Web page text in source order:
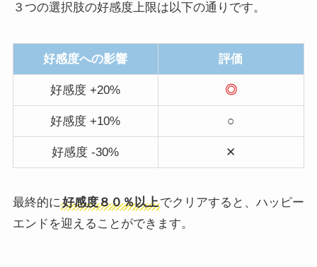
３つの選択肢の好感度上限は以下の通りです。
好感度への影響 評価
好感度 +20% ◎
好感度 +10% ○
好感度 -30% ✕
最終的に 好感度８０％以上でクリアすると、ハッピー
エンドを迎えることができます。